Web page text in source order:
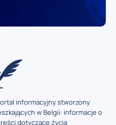
informacyjny stworzony
w Belgii: informacje o
dotyczące życia